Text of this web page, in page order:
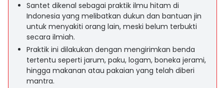
Santet dikenal sebagai praktik ilmu hitam di
Indonesia yang melibatkan dukun dan bantuan jin
untuk menyakiti orang lain, meski belum terbukti
secara ilmiah.
Praktik ini dilakukan dengan mengirimkan benda
tertentu seperti jarum, paku, logam, boneka jerami,
hingga makanan atau pakaian yang telah diberi
mantra.